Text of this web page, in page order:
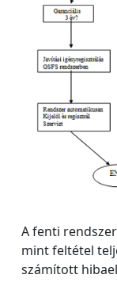
A fenti
mint feltétel
számított